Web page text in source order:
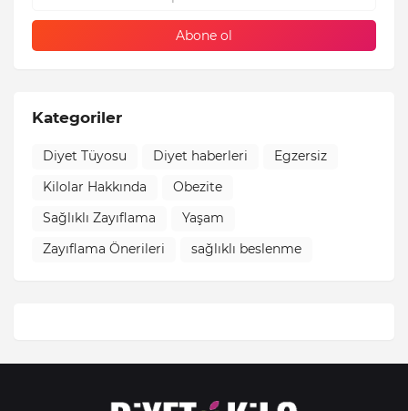
Kategoriler
Diyet Tüyosu Diyet haberleri
Egzersiz
Kilolar Hakkında
Obezite
Sağlıklı Zayıflama
Yaşam
Zayıflama Önerileri
sağlıklı beslenme